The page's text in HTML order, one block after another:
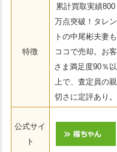
特徴
累計買取実績800
万点突破！タレン
トの中尾彬夫妻も
ココで売却。お客
さま満足度90％以
上で、査定員の親
切さに定評あり。
公式サイ
ト